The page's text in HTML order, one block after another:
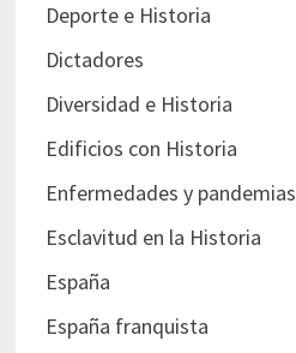
Deporte e Historia
Dictadores
Diversidad e Historia
Edificios con Historia
Enfermedades y pandemias
Esclavitud en la Historia
España
España franquista